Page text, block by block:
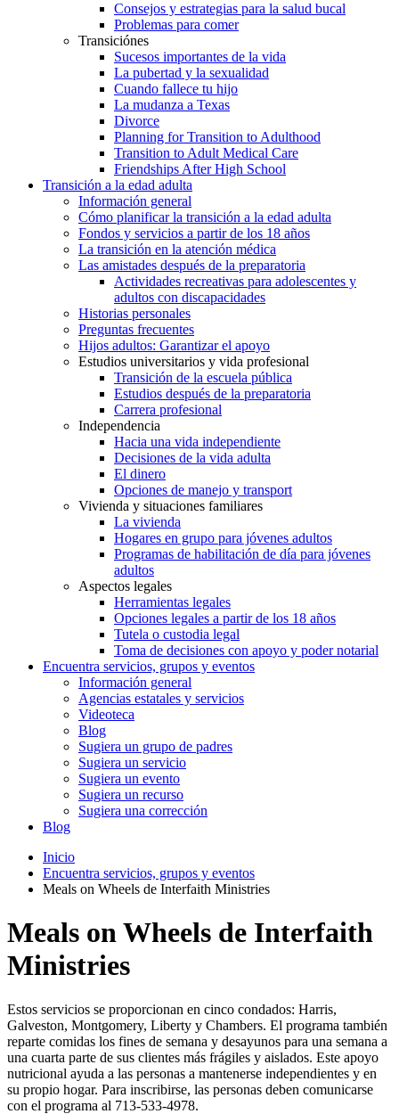
Consejos y estrategias para la salud bucal
Problemas para comer
Transiciónes
Sucesos importantes de la vida
La pubertad y la sexualidad
Cuando fallece tu hijo
La mudanza a Texas
Divorce
Planning for Transition to Adulthood
Transition to Adult Medical Care
Friendships After High School
Transición a la edad adulta
Información general
Cómo planificar la transición a la edad adulta
Fondos y servicios a partir de los 18 años
La transición en la atención médica
Las amistades después de la preparatoria
Actividades recreativas para adolescentes y
adultos con discapacidades
Historias personales
Preguntas frecuentes
Hijos adultos: Garantizar el apoyo
Estudios universitarios y vida profesional
Transición de la escuela pública
Estudios después de la preparatoria
Carrera profesional
Independencia
Hacia una vida independiente
Decisiones de la vida adulta
El dinero
Opciones de manejo y transport
Vivienda y situaciones familiares
La vivienda
Hogares en grupo para jóvenes adultos
Programas de habilitación de día para jóvenes
adultos
Aspectos legales
Herramientas legales
Opciones legales a partir de los 18 años
Tutela o custodia legal
Toma de decisiones con apoyo y poder notarial
Encuentra servicios, grupos y eventos
Información general
Agencias estatales y servicios
Videoteca
Blog
Sugiera un grupo de padres
Sugiera un servicio
Sugiera un evento
Sugiera un recurso
Sugiera una corrección
Blog
Inicio
Encuentra servicios, grupos y eventos
Meals on Wheels de Interfaith Ministries
Meals on Wheels de Interfaith
Ministries
Estos servicios se proporcionan en cinco condados: Harris,
Galveston, Montgomery, Liberty y Chambers. El programa también
reparte comidas los fines de semana y desayunos para una semana a
una cuarta parte de sus clientes más frágiles y aislados. Este apoyo
nutricional ayuda a las personas a mantenerse independientes y en
su propio hogar. Para inscribirse, las personas deben comunicarse
con el programa al 713-533-4978.